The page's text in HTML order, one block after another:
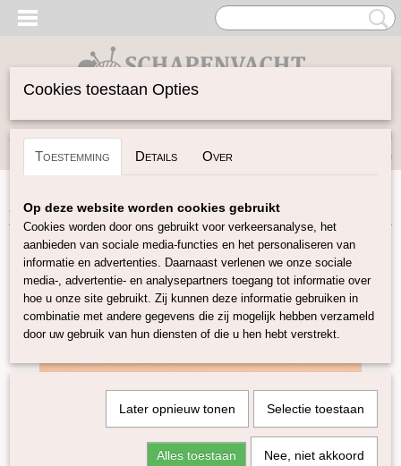
Inloggen Registreren
(0)
Home>Vilten>Wolvilt 20x30>Wolvilt 20x30 licht oranje
Cookies toestaan Opties
Toestemming Details Over
Op deze website worden cookies gebruikt
Cookies worden door ons gebruikt voor verkeersanalyse, het
aanbieden van sociale media-functies en het personaliseren van
informatie en advertenties. Daarnaast verlenen we onze sociale
media-, advertentie- en analysepartners toegang tot informatie over
hoe u onze site gebruikt. Zij kunnen deze informatie gebruiken in
combinatie met andere gegevens die zij mogelijk hebben verzameld
door uw gebruik van hun diensten of die u hen hebt verstrekt.
Later opnieuw tonen Selectie toestaan
Alles toestaan Nee, niet akkoord